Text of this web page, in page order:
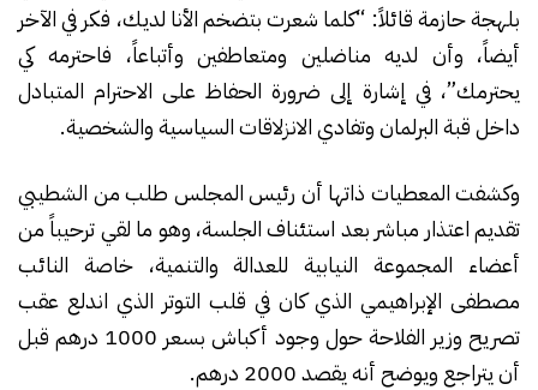
بلهجة حازمة قائلاً: “كلما شعرت بتضخم الأنا لديك، فكر في الآخر
أيضاً، وأن لديه مناضلين ومتعاطفين وأتباعاً، فاحترمه كي
يحترمك”، في إشارة إلى ضرورة الحفاظ على الاحترام المتبادل
داخل قبة البرلمان وتفادي الانزلاقات السياسية والشخصية.
وكشفت المعطيات ذاتها أن رئيس المجلس طلب من الشطيبي
تقديم اعتذار مباشر بعد استئناف الجلسة، وهو ما لقي ترحيباً من
أعضاء المجموعة النيابية للعدالة والتنمية، خاصة النائب
مصطفى الإبراهيمي الذي كان في قلب التوتر الذي اندلع عقب
تصريح وزير الفلاحة حول وجود أكباش بسعر 1000 درهم قبل
أن يتراجع ويوضح أنه يقصد 2000 درهم.